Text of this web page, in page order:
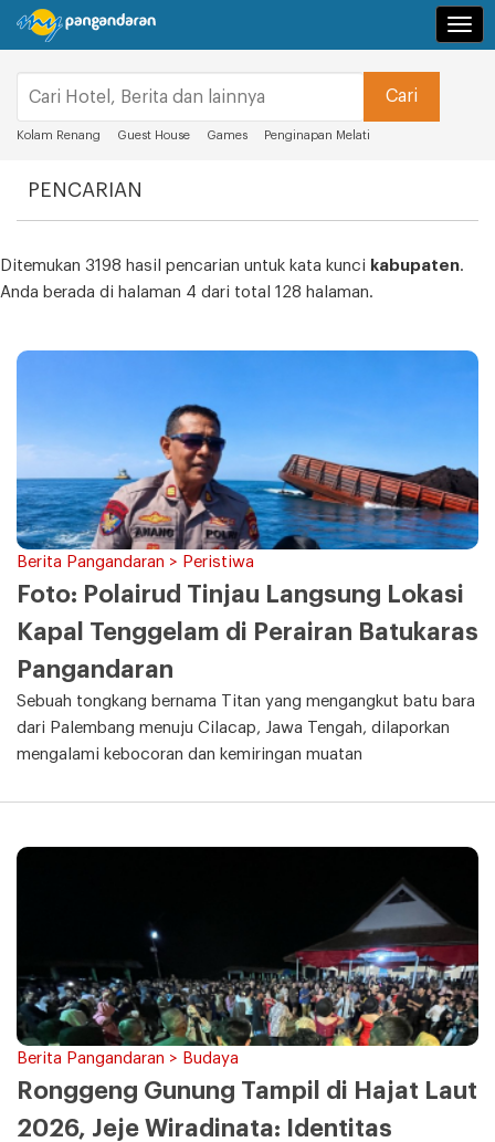
Kolam Renang Guest House Games Penginapan Melati
PENCARIAN
Ditemukan 3198 hasil pencarian untuk kata kunci kabupaten.
Anda berada di halaman 4 dari total 128 halaman.
Berita Pangandaran > Peristiwa
Foto: Polairud Tinjau Langsung Lokasi
Kapal Tenggelam di Perairan Batukaras
Pangandaran
Sebuah tongkang bernama Titan yang mengangkut batu bara
dari Palembang menuju Cilacap, Jawa Tengah, dilaporkan
mengalami kebocoran dan kemiringan muatan
Berita Pangandaran > Budaya
Ronggeng Gunung Tampil di Hajat Laut
2026, Jeje Wiradinata: Identitas